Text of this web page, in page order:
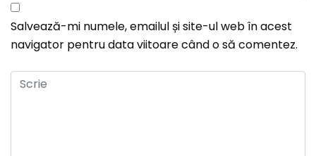
Salvează-mi numele, emailul și site-ul web în acest
navigator pentru data viitoare când o să comentez.